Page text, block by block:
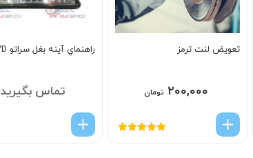
تعویض لنت ترمز
۲۰۰,۰۰۰ تومان
راهنماي آينه بغل سراتو YD
تماس بگیرید